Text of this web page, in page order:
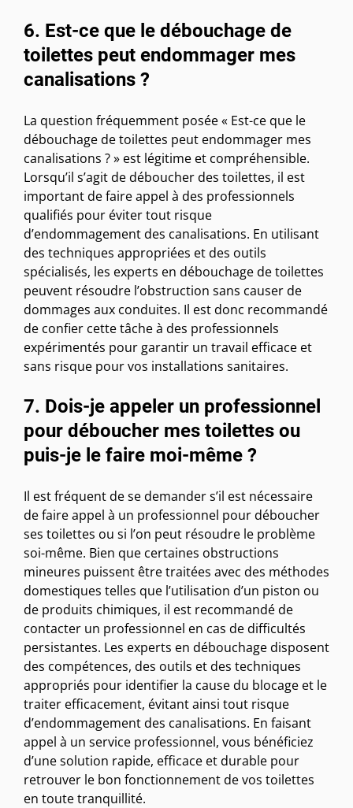
6. Est-ce que le débouchage de
toilettes peut endommager mes
canalisations ?
La question fréquemment posée « Est-ce que le
débouchage de toilettes peut endommager mes
canalisations ? » est légitime et compréhensible.
Lorsqu’il s’agit de déboucher des toilettes, il est
important de faire appel à des professionnels
qualifiés pour éviter tout risque
d’endommagement des canalisations. En utilisant
des techniques appropriées et des outils
spécialisés, les experts en débouchage de toilettes
peuvent résoudre l’obstruction sans causer de
dommages aux conduites. Il est donc recommandé
de confier cette tâche à des professionnels
expérimentés pour garantir un travail efficace et
sans risque pour vos installations sanitaires.
7. Dois-je appeler un professionnel
pour déboucher mes toilettes ou
puis-je le faire moi-même ?
Il est fréquent de se demander s’il est nécessaire
de faire appel à un professionnel pour déboucher
ses toilettes ou si l’on peut résoudre le problème
soi-même. Bien que certaines obstructions
mineures puissent être traitées avec des méthodes
domestiques telles que l’utilisation d’un piston ou
de produits chimiques, il est recommandé de
contacter un professionnel en cas de difficultés
persistantes. Les experts en débouchage disposent
des compétences, des outils et des techniques
appropriés pour identifier la cause du blocage et le
traiter efficacement, évitant ainsi tout risque
d’endommagement des canalisations. En faisant
appel à un service professionnel, vous bénéficiez
d’une solution rapide, efficace et durable pour
retrouver le bon fonctionnement de vos toilettes
en toute tranquillité.